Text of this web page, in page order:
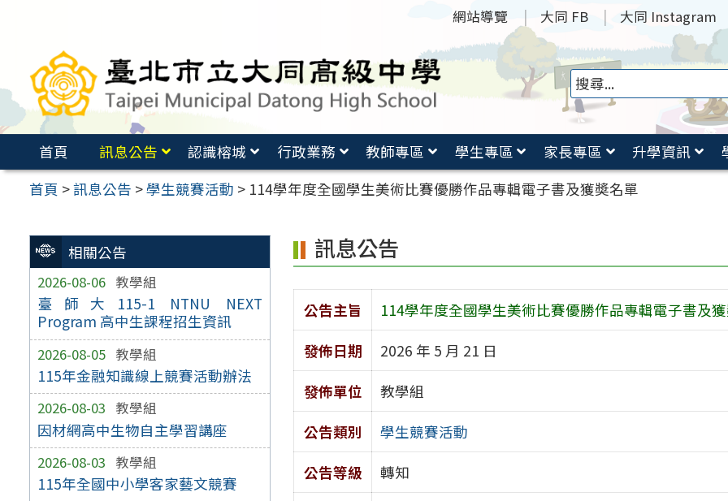
要
容
網站導覽 大同 FB 大同 Instagram
首頁 訊息公告 認識榕城 行政業務 教師專區 學生專區 家長專區 升學資訊
首頁 >訊息公告 >學生競賽活動 > 114學年度全國學生美術比賽優勝作品專輯電子書及獲奬名單
相關公告
2026-08-06 教學組
臺師大115-1 NTNU NEXT
Program 高中生課程招生資訊
2026-08-05 教學組
115年金融知識線上競賽活動辦法
2026-08-03 教學組
因材網高中生物自主學習講座
2026-08-03 教學組
115年全國中小學客家藝文競賽
訊息公告
公告主旨
114學年度全國學生美術比賽優勝作品專輯電子書及
發佈日期
2026 年 5 月 21 日
發佈單位
教學組
公告類別
學生競賽活動
公告等級
轉知